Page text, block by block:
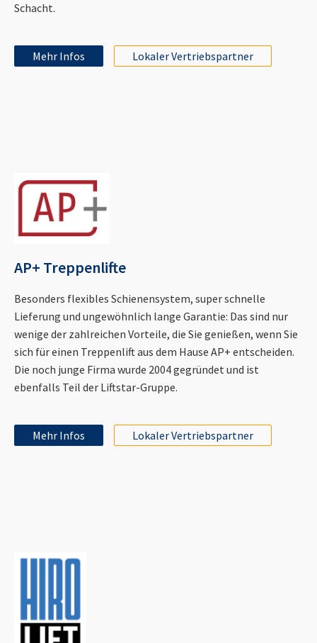
Schacht.
Mehr Infos Lokaler Vertriebspartner
AP+ Treppenlifte
Besonders flexibles Schienensystem, super schnelle
Lieferung und ungewöhnlich lange Garantie: Das sind nur
wenige der zahlreichen Vorteile, die Sie genießen, wenn Sie
sich für einen Treppenlift aus dem Hause AP+ entscheiden.
Die noch junge Firma wurde 2004 gegründet und ist
ebenfalls Teil der Liftstar-Gruppe.
Mehr Infos Lokaler Vertriebspartner